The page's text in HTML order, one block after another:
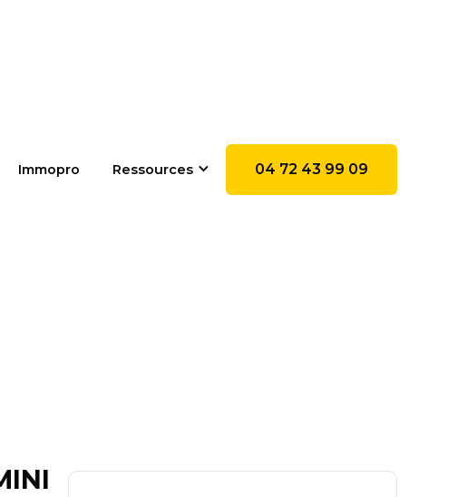
Immopro Ressources 04 72 43 99 09